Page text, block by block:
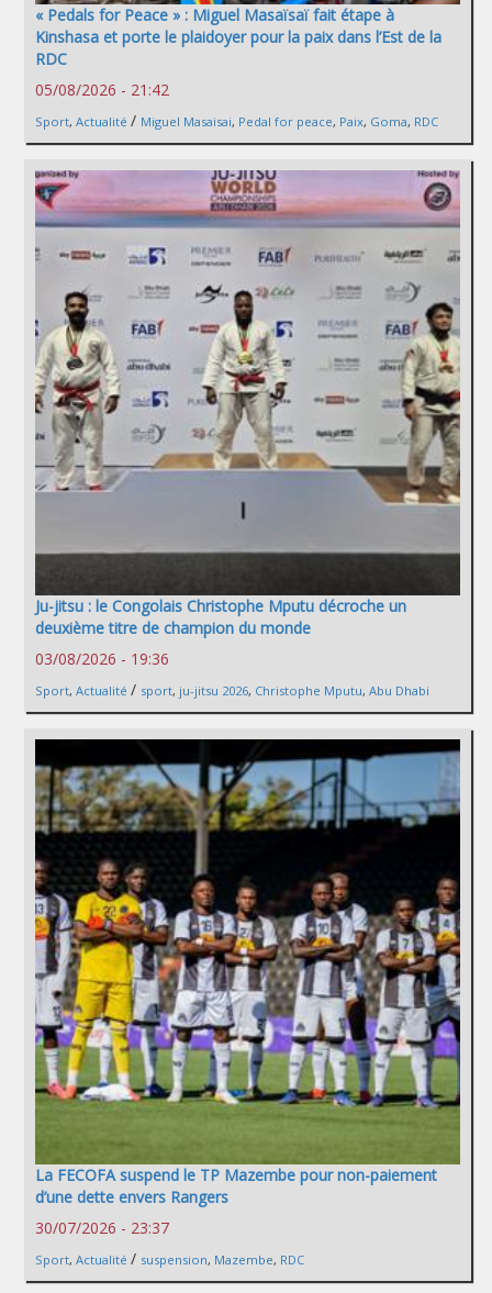
« Pedals for Peace » : Miguel Masaïsaï fait étape à
Kinshasa et porte le plaidoyer pour la paix dans l’Est de la
RDC
05/08/2026 - 21:42
Sport, Actualité / Miguel Masaisai, Pedal for peace, Paix, Goma, RDC
Ju-jitsu : le Congolais Christophe Mputu décroche un
deuxième titre de champion du monde
03/08/2026 - 19:36
Sport, Actualité / sport, ju-jitsu 2026, Christophe Mputu, Abu Dhabi
La FECOFA suspend le TP Mazembe pour non-paiement
d’une dette envers Rangers
30/07/2026 - 23:37
Sport, Actualité / suspension, Mazembe, RDC